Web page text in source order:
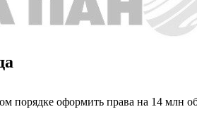
порядке оформить права на 14